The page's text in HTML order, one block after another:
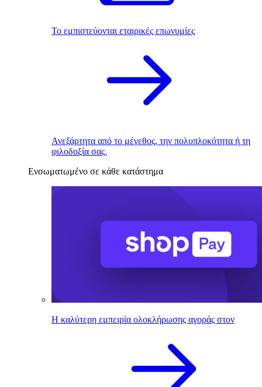
Το εμπιστεύονται εταιρικές επωνυμίες
Ανεξάρτητα από το μέγεθος, την πολυπλοκότητα ή τη
φιλοδοξία σας.
Ενσωματωμένο σε κάθε κατάστημα
Η καλύτερη εμπειρία ολοκλήρωσης αγοράς στον